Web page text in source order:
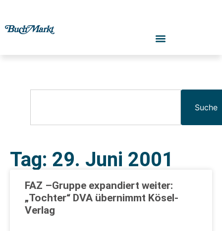
Suche
Tag: 29. Juni 2001
FAZ –Gruppe expandiert weiter:
„Tochter“ DVA übernimmt Kösel-
Verlag